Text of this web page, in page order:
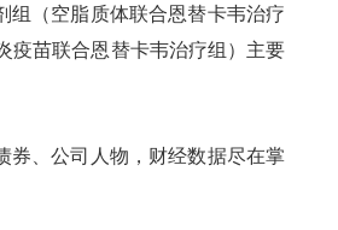
（空脂质体联合恩替卡韦治疗
苗联合恩替卡韦治疗组）主要
券、公司人物，财经数据尽在掌